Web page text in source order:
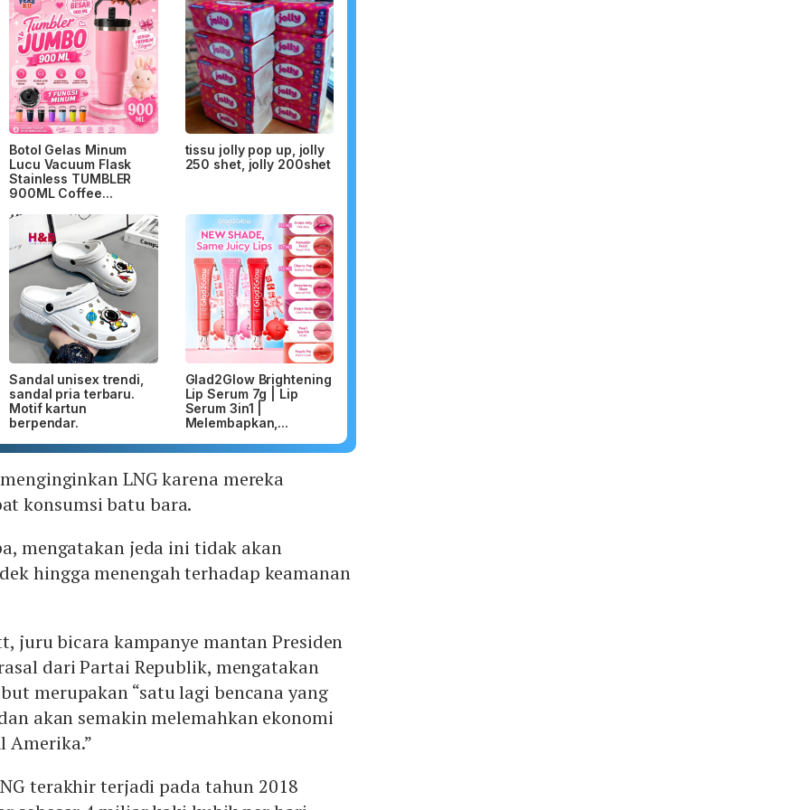
Botol Gelas Minum
Lucu Vacuum Flask
Stainless TUMBLER
900ML Coffee...
tissu jolly pop up, jolly
250 shet, jolly 200shet
Sandal unisex trendi,
sandal pria terbaru.
Motif kartun
berpendar.
Glad2Glow Brightening
Lip Serum 7g | Lip
Serum 3in1 |
Melembapkan,...
LNG karena mereka
konsumsi batu bara.
mengatakan jeda ini tidak akan
hingga menengah terhadap keamanan
juru bicara kampanye mantan Presiden
dari Partai Republik, mengatakan
merupakan “satu lagi bencana yang
akan semakin melemahkan ekonomi
Amerika.”
terakhir terjadi pada tahun 2018